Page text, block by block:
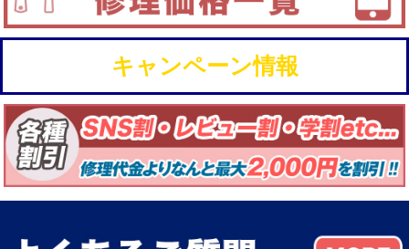
キャンペーン情報